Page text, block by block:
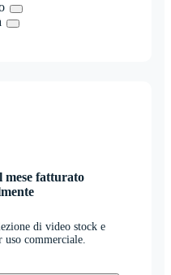
mese fatturato
di video stock e
uso commerciale.